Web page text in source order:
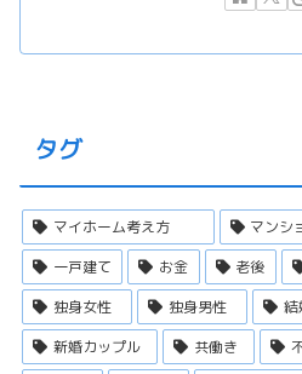
タグ
マイホーム考え方 マンシ
一戸建て
お金 老後
独身女性
独身男性 結
新婚カップル
共働き